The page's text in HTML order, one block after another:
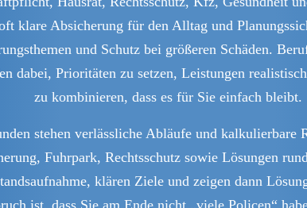
klare Absicherung für den Alltag und
und Schutz bei größeren Schäden.
dabei, Prioritäten zu setzen, Leistungen
zu kombinieren, dass es für Sie einfach bleibt.
stehen verlässliche Abläufe und kalkulierbare
Fuhrpark, Rechtsschutz sowie Lösungen
klären Ziele und zeigen dann
ist, dass Sie am Ende nicht „viele Policen“